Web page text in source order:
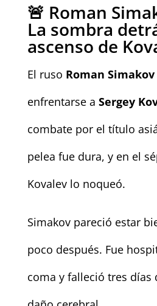
🚨 Roman
La sombra
ascenso de
El ruso Roman Simakov
enfrentarse a Sergey
combate por el título
pelea fue dura, y en el
Kovalev lo noqueó.
Simakov pareció estar
poco después. Fue
coma y falleció tres días